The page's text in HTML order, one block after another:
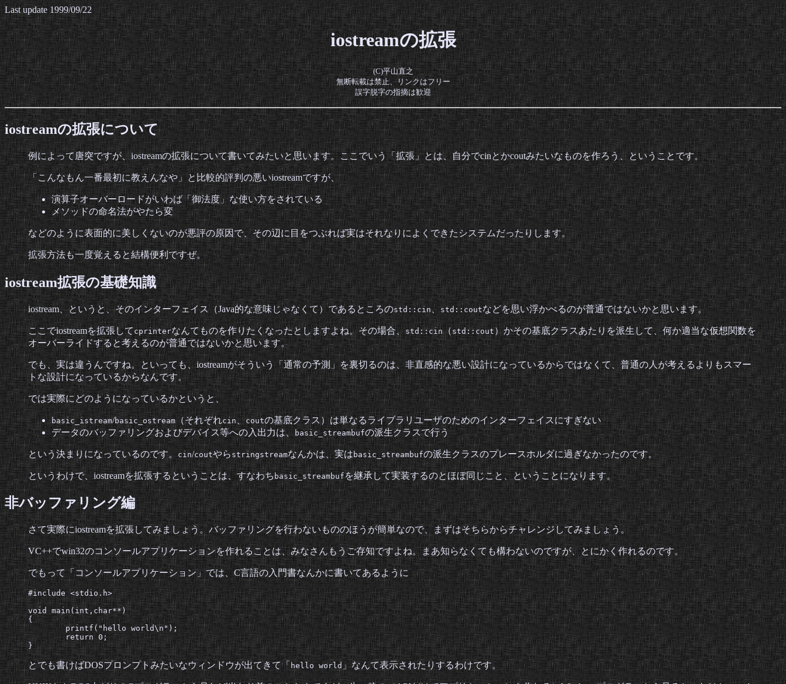
Last update 1999/09/22
iostreamの拡張
(C)平山直之
無断転載は禁止、リンクはフリー
誤字脱字の指摘は歓迎
iostreamの拡張について
例によって唐突ですが、iostreamの拡張について書いてみたいと思います。ここでいう「拡張」とは、自分でcinとかcoutみたいなものを作ろう、ということです。
「こんなもん一番最初に教えんなや」と比較的評判の悪いiostreamですが、
演算子オーバーロードがいわば「御法度」な使い方をされている
メソッドの命名法がやたら変
などのように表面的に美しくないのが悪評の原因で、その辺に目をつぶれば実はそれなりによくできたシステムだったりします。
拡張方法も一度覚えると結構便利ですぜ。
iostream拡張の基礎知識
iostream、というと、そのインターフェイス（Java的な意味じゃなくて）であるところのstd::cin、std::coutなどを思い浮かべるのが普通ではないかと思います。
ここでiostreamを拡張して cprinterなんてものを作りたくなったとしますよね。その場合、 std::cin（ std::cout ）かその基底クラスあたりを派生して、何か適当な仮想関数を
オーバーライドすると考えるのが普通ではないかと思います。
でも、実は違うんですね。といっても、iostreamがそういう「通常の予測」を裏切るのは、非直感的な悪い設計になっているからではなくて、普通の人が考えるよりもスマー
トな設計になっているからなんです。
では実際にどのようになっているかというと、
basic_istream/basic_ostream（それぞれcin、coutの基底クラス）は単なるライブラリユーザのためのインターフェイスにすぎない
データのバッファリングおよびデバイス等への入出力は、
basic_streambufの派生クラスで行う
という決まりになっているのです。 cin/coutやら stringstreamなんかは、実は basic_streambufの派生クラスのプレースホルダに過ぎなかったのです。
というわけで、iostreamを拡張するということは、すなわち basic_streambufを継承して実装するのとほぼ同じこと、ということになります。
非バッファリング編
さて実際にiostreamを拡張してみましょう。バッファリングを行わないもののほうが簡単なので、まずはそちらからチャレンジしてみましょう。
VC++でwin32のコンソールアプリケーションを作れることは、みなさんもうご存知ですよね。まあ知らなくても構わないのですが、とにかく作れるのです。
でもって「コンソールアプリケーション」では、C言語の入門書なんかに書いてあるように
#include <stdio.h>
void main(int,char**)
{
	printf("hello world\n");
	return 0;
}
とでも書けばDOSプロンプトみたいなウィンドウが出てきて「 hello world 」なんて表示されたりするわけです。